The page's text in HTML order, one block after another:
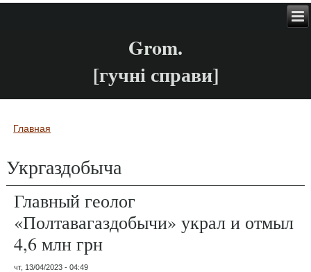
Grom.
[гучні справи]
Вы здесь
Главная
Укргаздобыча
Главный геолог
«Полтавагаздобычи» украл и отмыл
4,6 млн грн
чт, 13/04/2023 - 04:49